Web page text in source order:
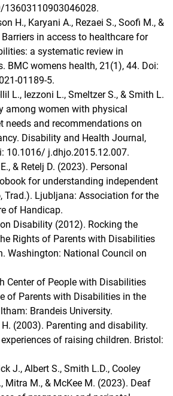
13603110903046028.
H., Karyani A., Rezaei S., Soofi M., &
in access to healthcare for
a systematic review in
BMC womens health, 21(1), 44. Doi:
01189-5.
L., Iezzoni L., Smeltzer S., & Smith L.
among women with physical
needs and recommendations on
Disability and Health Journal,
10.1016/ j.dhjo.2015.12.007.
& Retelj D. (2023). Personal
for understanding independent
Trad.). Ljubljana: Association for the
of Handicap.
Disability (2012). Rocking the
Rights of Parents with Disabilities
Washington: National Council on
Center of People with Disabilities
of Parents with Disabilities in the
Brandeis University.
H. (2003). Parenting and disability.
experiences of raising children. Bristol:
J., Albert S., Smith L.D., Cooley
Mitra M., & McKee M. (2023). Deaf